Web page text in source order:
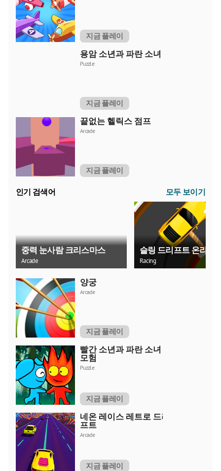
지금 플레이
용암 소년과 파란 소녀
Puzzle
지금 플레이
끝없는 헬릭스 점프
Arcade
지금 플레이
인기 검색어 모두 보이기
중력 눈사람 크리스마스
Arcade
슬링 드리프트 온라인
Racing
양궁
Arcade
지금 플레이
빨간 소년과 파란 소녀 숲
모험
Puzzle
지금 플레이
네온 레이스 레트로 드리
프트
Arcade
지금 플레이